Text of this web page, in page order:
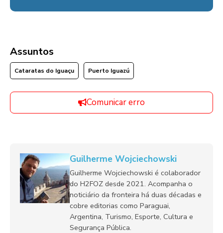
Assuntos
Cataratas do Iguaçu Puerto Iguazú
Comunicar erro
Guilherme Wojciechowski
Guilherme Wojciechowski é colaborador
do H2FOZ desde 2021. Acompanha o
noticiário da fronteira há duas décadas e
cobre editorias como Paraguai,
Argentina, Turismo, Esporte, Cultura e
Segurança Pública.